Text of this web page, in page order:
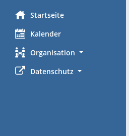
Startseite
Kalender
Organisation
Datenschutz